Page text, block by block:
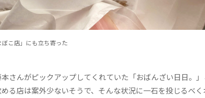
こ店」にも立ち寄った
さんがピックアップしてくれていた「おばんざい日日。
る店は案外少ないそうで、そんな状況に一石を投じるべ